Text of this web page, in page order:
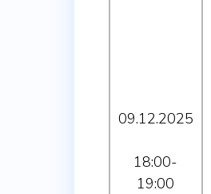
09.12.2025
18:00-
19:00